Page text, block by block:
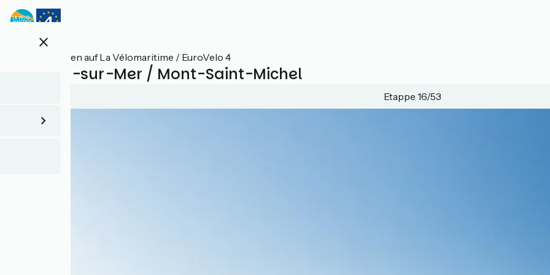
Direkt
zum
close
Alle Etappen auf La Vélomaritime / EuroVelo 4
Le Vivier-sur-Mer / Mont-Saint-Michel
Etappe 16/53